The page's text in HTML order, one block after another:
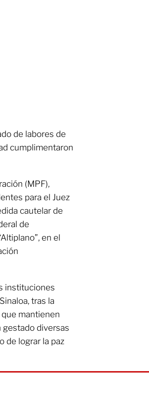
de labores de
cumplimentaron
(MPF),
para el Juez
cautelar de
de
en el
instituciones
tras la
mantienen
gestado diversas
de lograr la paz